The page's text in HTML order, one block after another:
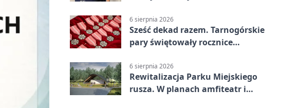
6 sierpnia 2026
Sześć dekad razem. Tarnogórskie
pary świętowały rocznice
6 sierpnia 2026
Rewitalizacja Parku Miejskiego
rusza. W planach amfiteatr i